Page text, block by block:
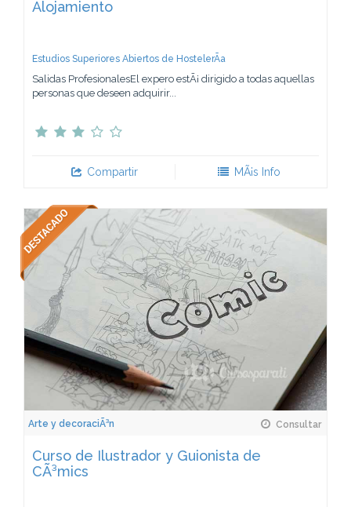
Alojamiento
Estudios Superiores Abiertos de HostelerÃ­a
Salidas ProfesionalesEl expero estÃ¡ dirigido a todas aquellas
personas que deseen adquirir...
Compartir MÃ¡s Info
Arte y decoraciÃ³n Consultar
Curso de Ilustrador y Guionista de
CÃ³mics